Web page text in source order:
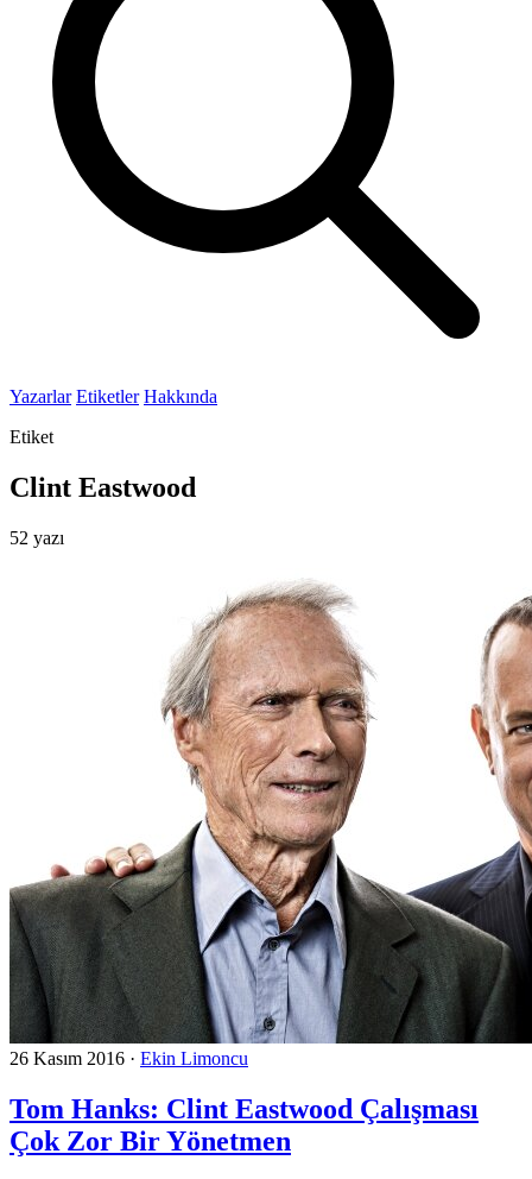
Yazarlar Etiketler Hakkında
Etiket
Clint Eastwood
52 yazı
26 Kasım 2016 · Ekin Limoncu
Tom Hanks: Clint Eastwood Çalışması
Çok Zor Bir Yönetmen